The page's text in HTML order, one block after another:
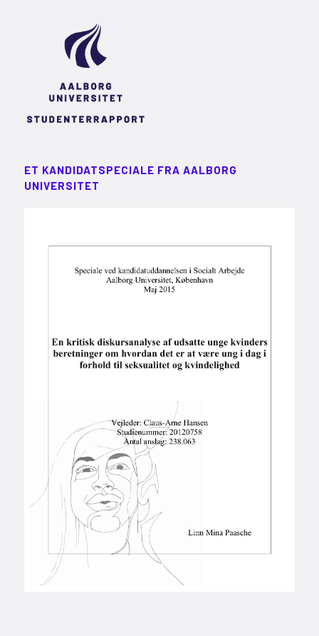
ET KANDIDATSPECIALE FRA AALBORG
UNIVERSITET